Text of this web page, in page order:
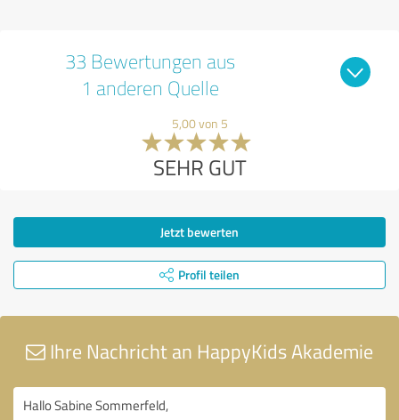
33 Bewertungen aus
1 anderen Quelle
5,00 von 5
SEHR GUT
Jetzt bewerten
Profil teilen
Ihre Nachricht an HappyKids Akademie